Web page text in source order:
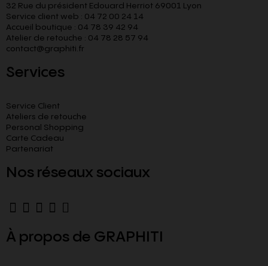
32 Rue du président Edouard Herriot 69001 Lyon
Service client web : 04 72 00 24 14
Accueil boutique : 04 78 39 42 94
Atelier de retouche : 04 78 28 57 94
contact@graphiti.fr
Services
Service Client
Ateliers de retouche
Personal Shopping
Carte Cadeau
Partenariat
Nos réseaux sociaux
À propos de GRAPHITI